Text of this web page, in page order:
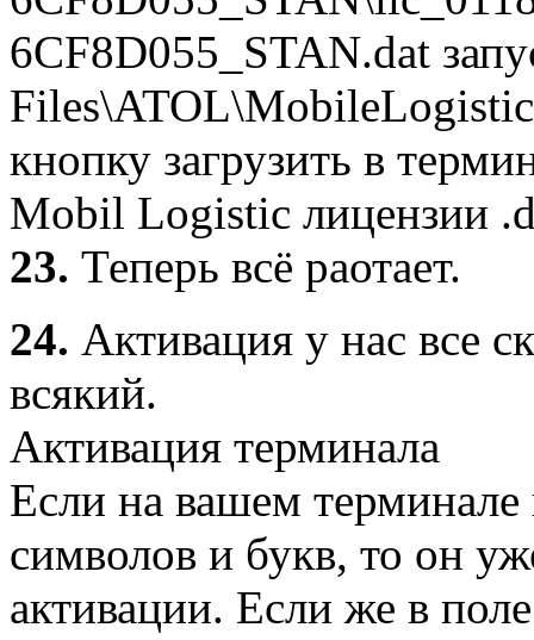
6CF8D055_STAN.dat
кнопку загрузить в
Mobil Logistic лицензии
23. Теперь всё раотает.
24. Активация у нас все
всякий.
Активация терминала
Если на вашем
символов и букв, то он
активации. Если же в